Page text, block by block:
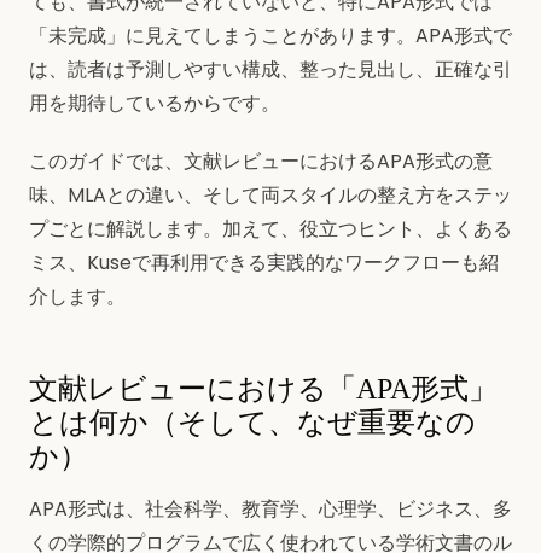
「未完成」に見えてしまうことがあります。APA形式で
は、読者は予測しやすい構成、整った見出し、正確な引
用を期待しているからです。
このガイドでは、文献レビューにおけるAPA形式の意
味、MLAとの違い、そして両スタイルの整え方をステッ
プごとに解説します。加えて、役立つヒント、よくある
ミス、Kuseで再利用できる実践的なワークフローも紹
介します。
文献レビューにおける「APA形式」
とは何か（そして、なぜ重要なの
か）
APA形式は、社会科学、教育学、心理学、ビジネス、多
くの学際的プログラムで広く使われている学術文書のル